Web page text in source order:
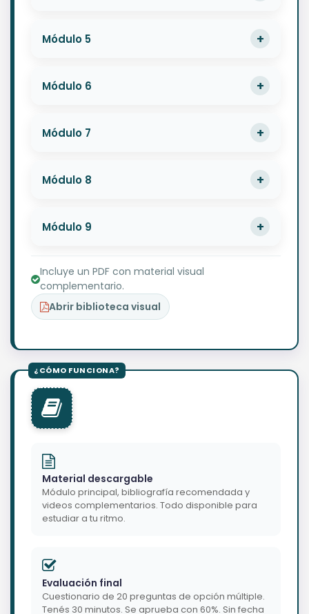
Módulo 5
Módulo 6
Módulo 7
Módulo 8
Módulo 9
Incluye un PDF con material visual
complementario.
Abrir biblioteca visual
Material descargable
Módulo principal, bibliografía recomendada y
videos complementarios. Todo disponible para
estudiar a tu ritmo.
Evaluación final
Cuestionario de 20 preguntas de opción múltiple.
Tenés 30 minutos. Se aprueba con 60%. Sin fecha